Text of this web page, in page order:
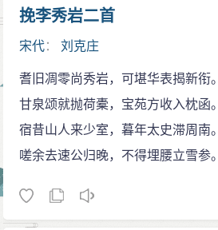
挽李秀岩二首
宋代：刘克庄
耆旧凋零尚秀岩，可堪华表揭新衔。
甘泉颂就抛荷橐，宝苑方收入枕函。
宿昔山人来少室，暮年太史滞周南。
嗟余去速公归晚，不得埋腰立雪参。